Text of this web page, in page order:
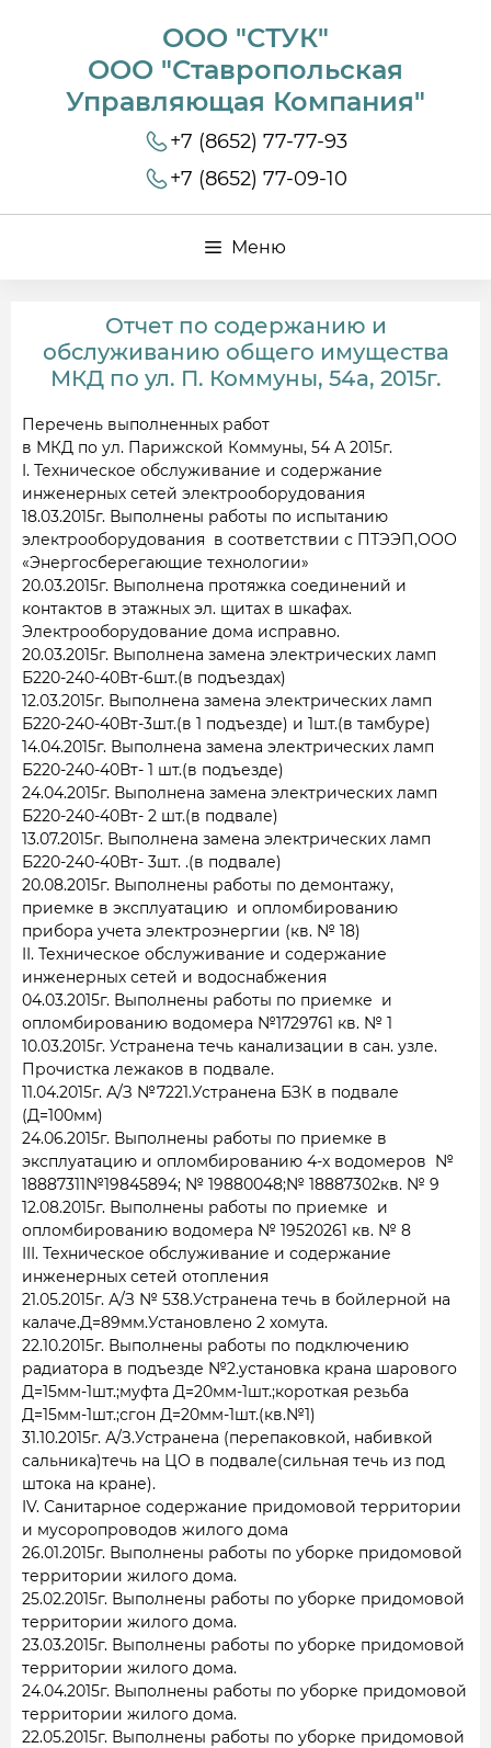
ООО "СТУК"
ООО "Ставропольская
Управляющая Компания"
+7 (8652) 77-77-93
+7 (8652) 77-09-10
Меню
Отчет по содержанию и
обслуживанию общего имущества
МКД по ул. П. Коммуны, 54а, 2015г.
Перечень выполненных работ
в МКД по ул. Парижской Коммуны, 54 А 2015г.
I. Техническое обслуживание и содержание
инженерных сетей электрооборудования
18.03.2015г. Выполнены работы по испытанию
электрооборудования в соответствии с ПТЭЭП,ООО
«Энергосберегающие технологии»
20.03.2015г. Выполнена протяжка соединений и
контактов в этажных эл. щитах в шкафах.
Электрооборудование дома исправно.
20.03.2015г. Выполнена замена электрических ламп
Б220-240-40Вт-6шт.(в подъездах)
12.03.2015г. Выполнена замена электрических ламп
Б220-240-40Вт-3шт.(в 1 подъезде) и 1шт.(в тамбуре)
14.04.2015г. Выполнена замена электрических ламп
Б220-240-40Вт- 1 шт.(в подъезде)
24.04.2015г. Выполнена замена электрических ламп
Б220-240-40Вт- 2 шт.(в подвале)
13.07.2015г. Выполнена замена электрических ламп
Б220-240-40Вт- 3шт. .(в подвале)
20.08.2015г. Выполнены работы по демонтажу,
приемке в эксплуатацию и опломбированию
прибора учета электроэнергии (кв. № 18)
II. Техническое обслуживание и содержание
инженерных сетей и водоснабжения
04.03.2015г. Выполнены работы по приемке и
опломбированию водомера №1729761 кв. № 1
10.03.2015г. Устранена течь канализации в сан. узле.
Прочистка лежаков в подвале.
11.04.2015г. А/З №7221.Устранена БЗК в подвале
(Д=100мм)
24.06.2015г. Выполнены работы по приемке в
эксплуатацию и опломбированию 4-х водомеров №
18887311№19845894; № 19880048;№ 18887302кв. № 9
12.08.2015г. Выполнены работы по приемке и
опломбированию водомера № 19520261 кв. № 8
III. Техническое обслуживание и содержание
инженерных сетей отопления
21.05.2015г. А/З № 538.Устранена течь в бойлерной на
калаче.Д=89мм.Установлено 2 хомута.
22.10.2015г. Выполнены работы по подключению
радиатора в подъезде №2.установка крана шарового
Д=15мм-1шт.;муфта Д=20мм-1шт.;короткая резьба
Д=15мм-1шт.;сгон Д=20мм-1шт.(кв.№1)
31.10.2015г. А/З.Устранена (перепаковкой, набивкой
сальника)течь на ЦО в подвале(сильная течь из под
штока на кране).
IV. Санитарное содержание придомовой территории
и мусоропроводов жилого дома
26.01.2015г. Выполнены работы по уборке придомовой
территории жилого дома.
25.02.2015г. Выполнены работы по уборке придомовой
территории жилого дома.
23.03.2015г. Выполнены работы по уборке придомовой
территории жилого дома.
24.04.2015г. Выполнены работы по уборке придомовой
территории жилого дома.
22.05.2015г. Выполнены работы по уборке придомовой